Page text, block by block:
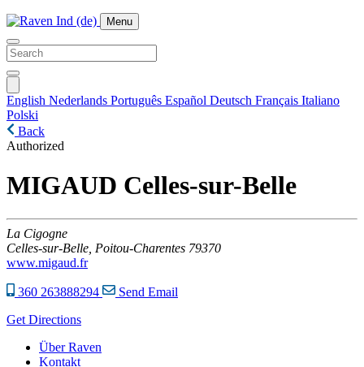
Menu
English Nederlands Português Español Deutsch Français Italiano
Polski
Back
Authorized
MIGAUD Celles-sur-Belle
La Cigogne
Celles-sur-Belle, Poitou-Charentes 79370
www.migaud.fr
360 263888294
Send Email
Get Directions
Über Raven
Kontakt